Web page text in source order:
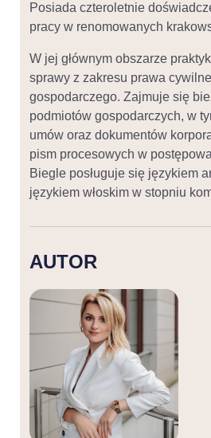
Posiada czteroletnie
pracy w renomowanych
W jej głównym obszarze
sprawy z zakresu prawa
gospodarczego. Zajmuje się
podmiotów gospodarczych, w
umów oraz dokumentów
pism procesowych w
Biegle posługuje się językiem
językiem włoskim w stopniu
AUTOR